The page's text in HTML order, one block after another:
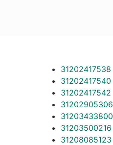
31202417538
31202417540
31202417542
31202905306
31203433800
31203500216
31208085123